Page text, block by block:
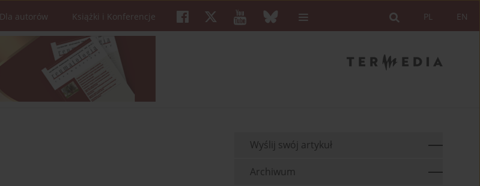
EN
PL
Dla autorów Książki i Konferencje
Wyślij swój artykuł
Archiwum